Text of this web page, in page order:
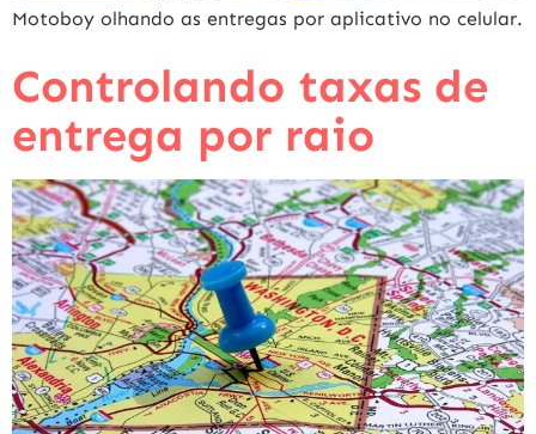
Motoboy olhando as entregas por aplicativo no celular.
Controlando taxas de
entrega por raio